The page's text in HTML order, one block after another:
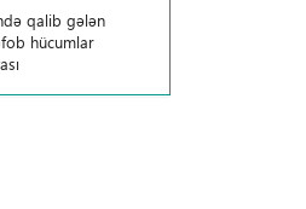
qalib gələn
hücumlar